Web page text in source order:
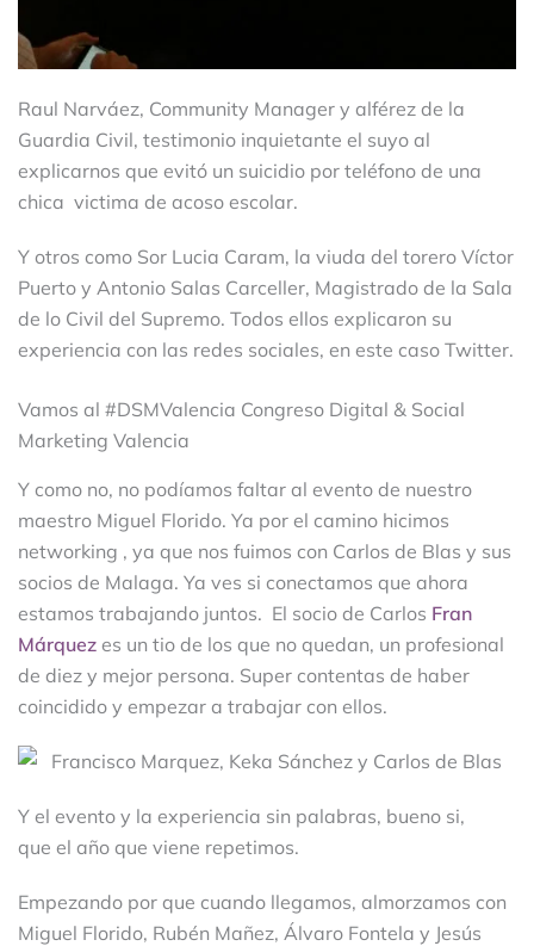
Raul Narváez, Community Manager y alférez de la
Guardia Civil, testimonio inquietante el suyo al
explicarnos que evitó un suicidio por teléfono de una
chica victima de acoso escolar.
Y otros como Sor Lucia Caram, la viuda del torero Víctor
Puerto y Antonio Salas Carceller, Magistrado de la Sala
de lo Civil del Supremo. Todos ellos explicaron su
experiencia con las redes sociales, en este caso Twitter.
Vamos al #DSMValencia Congreso Digital & Social
Marketing Valencia
Y como no, no podíamos faltar al evento de nuestro
maestro Miguel Florido. Ya por el camino hicimos
networking , ya que nos fuimos con Carlos de Blas y sus
socios de Malaga. Ya ves si conectamos que ahora
estamos trabajando juntos. El socio de Carlos Fran
Márquez es un tio de los que no quedan, un profesional
de diez y mejor persona. Super contentas de haber
coincidido y empezar a trabajar con ellos.
Y el evento y la experiencia sin palabras, bueno si,
que el año que viene repetimos.
Empezando por que cuando llegamos, almorzamos con
Miguel Florido, Rubén Mañez, Álvaro Fontela y Jesús